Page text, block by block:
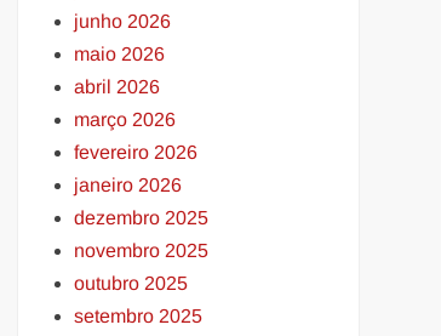
junho 2026
maio 2026
abril 2026
março 2026
fevereiro 2026
janeiro 2026
dezembro 2025
novembro 2025
outubro 2025
setembro 2025